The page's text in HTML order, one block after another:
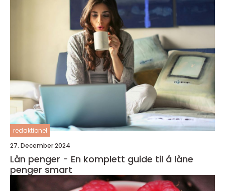
redaktionel
27. December 2024
Lån penger - En komplett guide til å låne
penger smart